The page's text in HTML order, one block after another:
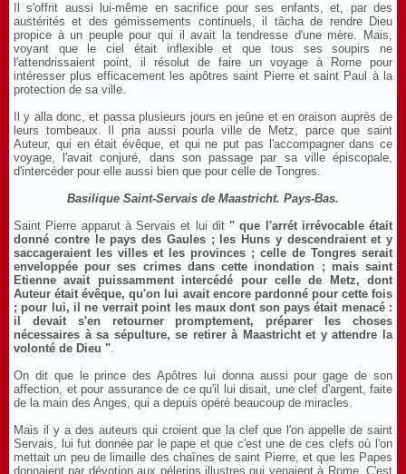
Il s'offrit aussi lui-même en sacrifice pour ses enfants, et, par des
austérités et des gémissements continuels, il tâcha de rendre Dieu
propice à un peuple pour qui il avait la tendresse d'une mère. Mais,
voyant que le ciel était inflexible et que tous ses soupirs ne
l'attendrissaient point, il résolut de faire un voyage à Rome pour
intéresser plus efficacement les apôtres saint Pierre et saint Paul à la
protection de sa ville.
Il y alla donc, et passa plusieurs jours en jeûne et en oraison auprès de
leurs tombeaux. Il pria aussi pourla ville de Metz, parce que saint
Auteur, qui en était évêque, et qui ne put pas l'accompagner dans ce
voyage, l'avait conjuré, dans son passage par sa ville épiscopale,
d'intercéder pour elle aussi bien que pour celle de Tongres.
Basilique Saint-Servais de Maastricht. Pays-Bas.
Saint Pierre apparut à Servais et lui dit " que l'arrét irrévocable était
donné contre le pays des Gaules ; les Huns y descendraient et y
saccageraient les villes et les provinces ; celle de Tongres serait
enveloppée pour ses crimes dans cette inondation ; mais saint
Etienne avait puissamment intercédé pour celle de Metz, dont
Auteur était évêque, qu'on lui avait encore pardonné pour cette fois
; pour lui, il ne verrait point les maux dont son pays était menacé :
il devait s'en retourner promptement, préparer les choses
nécessaires à sa sépulture, se retirer à Maastricht et y attendre la
volonté de Dieu ".
On dit que le prince des Apôtres lui donna aussi pour gage de son
affection, et pour assurance de ce qu'il lui disait, une clef d'argent, faite
de la main des Anges, qui a depuis opéré beaucoup de miracles.
Mais il y a des auteurs qui croient que la clef que l'on appelle de saint
Servais, lui fut donnée par le pape et que c'est une de ces clefs où l'on
mettait un peu de limaille des chaînes de saint Pierre, et que les Papes
donnaient par dévotion aux pélerins illustres qui venaient à Rome. C'est